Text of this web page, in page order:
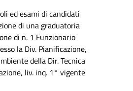
ed esami di candidati
di una graduatoria
di n. 1 Funzionario
la Div. Pianificazione,
della Dir. Tecnica
liv. inq. 1° vigente